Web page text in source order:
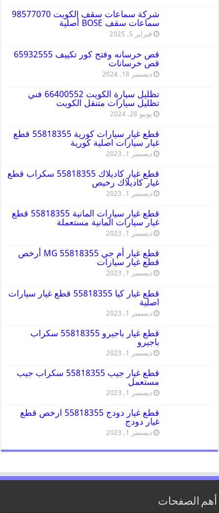
شركة سماعات سقف الكويت 98577070
سماعات سقف BOSE أصلية
فبراير 5, 2025
قص خرسانه وفتح كور تكييف 65932555
قص خرسانات
ديسمبر 18, 2024
تظليل سيارة الكويت 66400552 فني
تظليل سيارات متنقل الكويت
يونيو 28, 2024
قطع غيار سيارات كورية 55818355 قطع
غيار سيارات اصلية كورية
ديسمبر 1, 2023
قطع غيار كاديلاك 55818355 سكراب قطع
غيار كاديلاك رخيص
ديسمبر 1, 2023
قطع غيار سيارات المانية 55818355 قطع
غيار سيارات المانية مستعملة
ديسمبر 1, 2023
قطع غيار أم جي MG 55818355 أرخص
قطع غيار سيارات
ديسمبر 1, 2023
قطع غيار كيا 55818355 قطع غيار سيارات
اصلية
ديسمبر 1, 2023
قطع غيار باجيرو 55818355 سكراب
باجيرو
ديسمبر 1, 2023
قطع غيار جيب 55818355 سكراب جيب
مستعمل
ديسمبر 1, 2023
قطع غيار دودج 55818355 ارخص قطع
غيار دودج
ديسمبر 1, 2023
أهم الصفحات